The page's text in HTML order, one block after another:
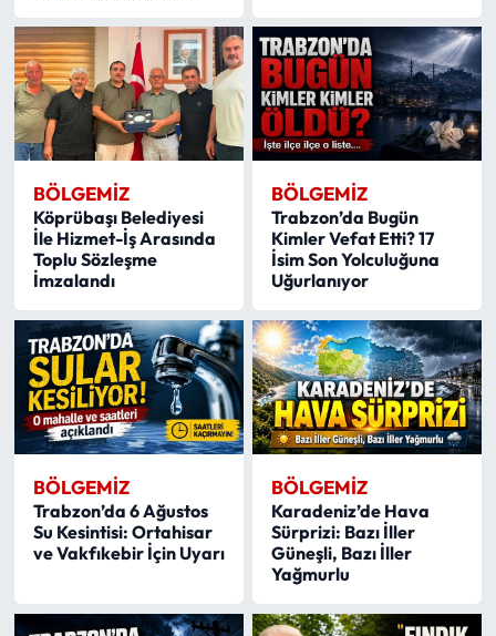
BÖLGEMIZ
Köprübaşı Belediyesi
İle Hizmet-İş Arasında
Toplu Sözleşme
İmzalandı
BÖLGEMIZ
Trabzon’da Bugün
Kimler Vefat Etti? 17
İsim Son Yolculuğuna
Uğurlanıyor
BÖLGEMIZ
Trabzon’da 6 Ağustos
Su Kesintisi: Ortahisar
ve Vakfıkebir İçin Uyarı
BÖLGEMIZ
Karadeniz’de Hava
Sürprizi: Bazı İller
Güneşli, Bazı İller
Yağmurlu